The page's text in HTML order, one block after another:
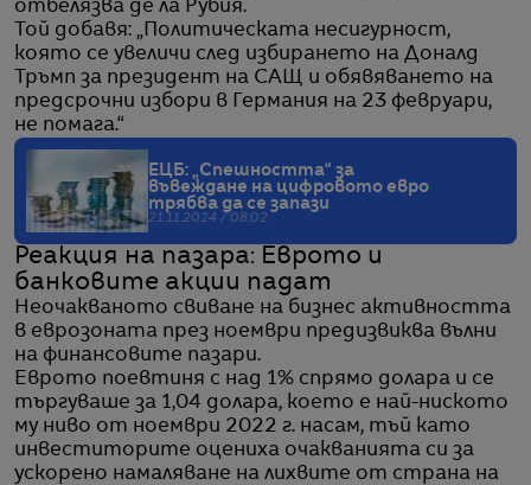
отбелязва де ла Рубия.
Той добавя: „Политическата несигурност,
която се увеличи след избирането на Доналд
Тръмп за президент на САЩ и обявяването на
предсрочни избори в Германия на 23 февруари,
не помага.“
ЕЦБ: „Спешността“ за
въвеждане на цифровото евро
трябва да се запази
21.11.2024 / 08:02
Реакция на пазара: Еврото и
банковите акции падат
Неочакваното свиване на бизнес активността
в еврозоната през ноември предизвиква вълни
на финансовите пазари.
Еврото поевтиня с над 1% спрямо долара и се
търгуваше за 1,04 долара, което е най-ниското
му ниво от ноември 2022 г. насам, тъй като
инвеститорите оцениха очакванията си за
ускорено намаляване на лихвите от страна на